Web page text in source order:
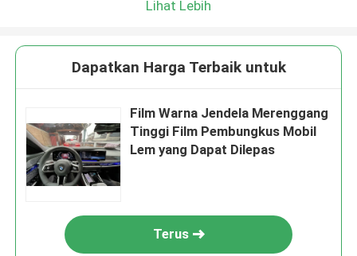
Lihat Lebih
Dapatkan Harga Terbaik untuk
Film Warna Jendela Merenggang
Tinggi Film Pembungkus Mobil
Lem yang Dapat Dilepas
Terus